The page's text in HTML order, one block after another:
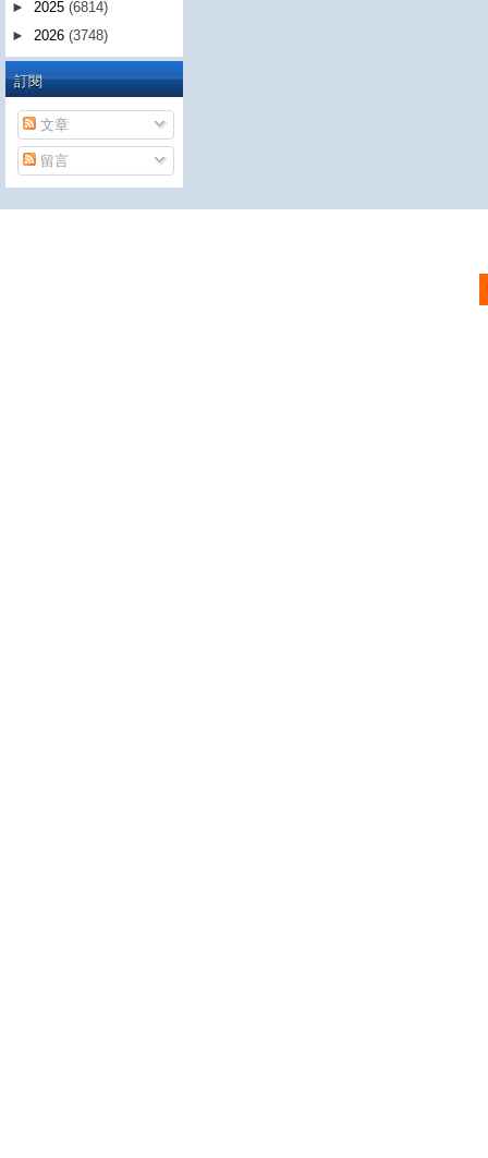
► 2025 (6814)
► 2026 (3748)
訂閱
文章
留言